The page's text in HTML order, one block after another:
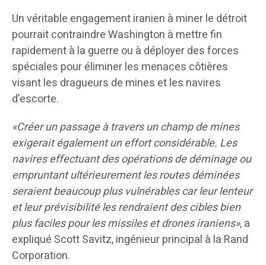
Un véritable engagement iranien à miner le détroit
pourrait contraindre Washington à mettre fin
rapidement à la guerre ou à déployer des forces
spéciales pour éliminer les menaces côtières
visant les dragueurs de mines et les navires
d’escorte.
«Créer un passage à travers un champ de mines
exigerait également un effort considérable. Les
navires effectuant des opérations de déminage ou
empruntant ultérieurement les routes déminées
seraient beaucoup plus vulnérables car leur lenteur
et leur prévisibilité les rendraient des cibles bien
plus faciles pour les missiles et drones iraniens», a
expliqué Scott Savitz, ingénieur principal à la Rand
Corporation.